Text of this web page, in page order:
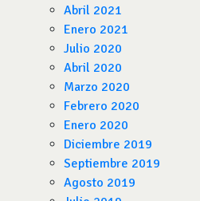
Abril 2021
Enero 2021
Julio 2020
Abril 2020
Marzo 2020
Febrero 2020
Enero 2020
Diciembre 2019
Septiembre 2019
Agosto 2019